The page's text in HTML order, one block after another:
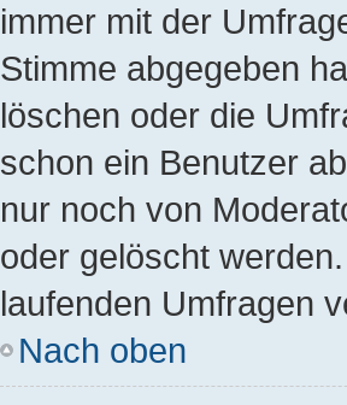
immer mit der
Stimme abgegeben
löschen oder die
schon ein Benutzer
nur noch von
oder gelöscht
laufenden Umfragen
Nach oben